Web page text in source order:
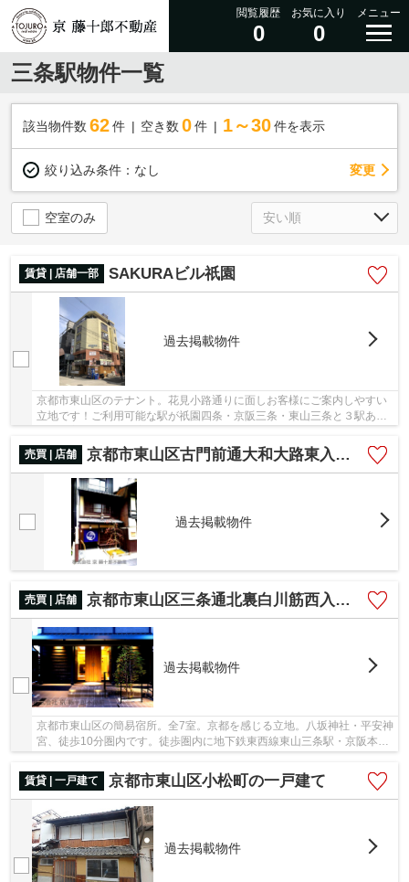
閲覧履歴
0
お気に入り
0
メニュー
三条駅物件一覧
該当物件数 62件 空き数 0 件 1～30 件を表示
絞り込み条件： なし 変更
空室のみ
賃貸 | 店舗一部 SAKURAビル祇園
過去掲載物件
京都市東山区のテナント。花見小路通りに面しお客様にご案内しやすい
立地です！ご利用可能な駅が祇園四条・京阪三条・東山三条と３駅あ
売買 | 店舗
京都市東山区古門前通大和大路東入三吉町の店舗
過去掲載物件
売買 | 店舗 京都市東山区三条通北裏白川筋西入東姉小路町の店舗
過去掲載物件
京都市東山区の簡易宿所。全7室。京都を感じる立地。八坂神社・平安神
宮、徒歩10分圏内です。徒歩圏内に地下鉄東西線東山三条駅・京阪本線
賃貸 | 一戸建て
京都市東山区小松町の一戸建て
過去掲載物件